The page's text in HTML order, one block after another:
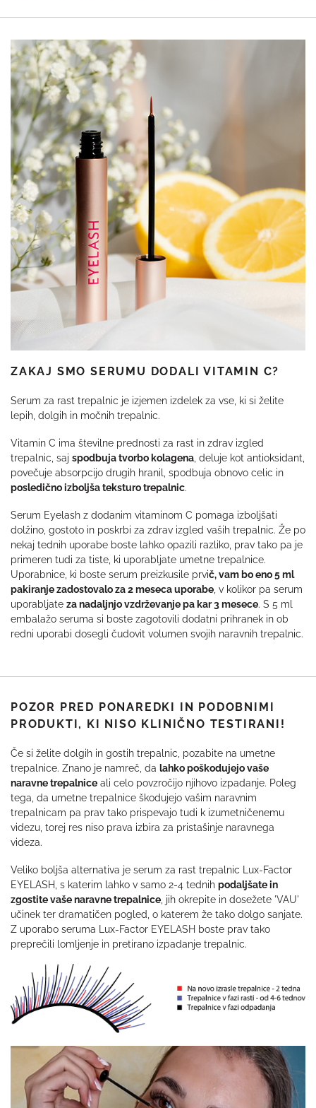
ZAKAJ SMO SERUMU DODALI VITAMIN C?
Serum za rast trepalnic je izjemen izdelek za vse, ki si želite
lepih, dolgih in močnih trepalnic.
Vitamin C ima številne prednosti za rast in zdrav izgled
trepalnic, saj spodbuja tvorbo kolagena , deluje kot antioksidant,
povečuje absorpcijo drugih hranil, spodbuja obnovo celic in
posledično izboljša teksturo trepalnic.
Serum Eyelash z dodanim vitaminom C pomaga izboljšati
dolžino, gostoto in poskrbi za zdrav izgled vaših trepalnic. Že po
nekaj tednih uporabe boste lahko opazili razliko, prav tako pa je
primeren tudi za tiste, ki uporabljate umetne trepalnice.
Uporabnice, ki boste serum preizkusile prvič, vam bo eno 5 ml
pakiranje zadostovalo za 2 meseca uporabe , v kolikor pa serum
uporabljate za nadaljnjo vzdrževanje pa kar 3 mesece. S 5 ml
embalažo seruma si boste zagotovili dodatni prihranek in ob
redni uporabi dosegli čudovit volumen svojih naravnih trepalnic.
POZOR PRED PONAREDKI IN PODOBNIMI
PRODUKTI, KI NISO KLINIČNO TESTIRANI!
Če si želite dolgih in gostih trepalnic, pozabite na umetne
trepalnice. Znano je namreč, da lahko poškodujejo vaše
naravne trepalnice ali celo povzročijo njihovo izpadanje. Poleg
tega, da umetne trepalnice škodujejo vašim naravnim
trepalnicam pa prav tako prispevajo tudi k izumetničenemu
videzu, torej res niso prava izbira za pristašinje naravnega
videza.
Veliko boljša alternativa je serum za rast trepalnic Lux-Factor
EYELASH, s katerim lahko v samo 2-4 tednih podaljšate in
zgostite vaše naravne trepalnice , jih okrepite in dosežete 'VAU'
učinek ter dramatičen pogled, o katerem že tako dolgo sanjate.
Z uporabo seruma Lux-Factor EYELASH boste prav tako
preprečili lomljenje in pretirano izpadanje trepalnic.